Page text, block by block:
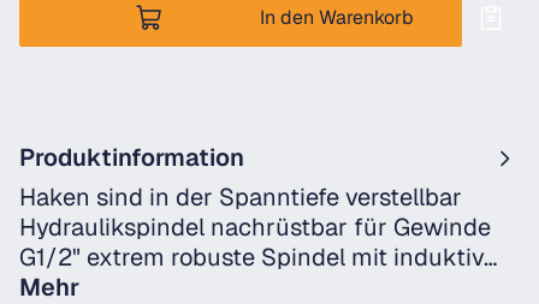
In den Warenkorb
Produktinformation
Haken sind in der Spanntiefe verstellbar
Hydraulikspindel nachrüstbar für Gewinde
G1/2" extrem robuste Spindel mit induktiv…
Mehr